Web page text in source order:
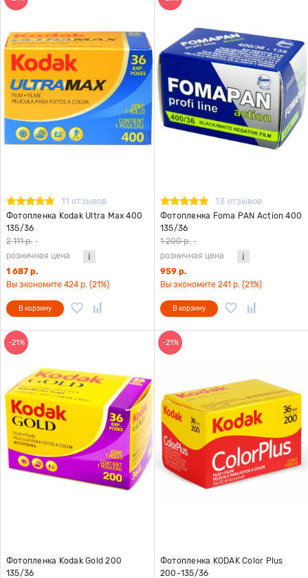
11 отзывов
Фотопленка Kodak Ultra Max 400
135/36
2 111 р. -
розничная цена
1 687 р.
Вы экономите 424 р. (21%)
В корзину
13 отзывов
Фотопленка Foma PAN Action 400
135/36
1 200 р. -
розничная цена
959 р.
Вы экономите 241 р. (21%)
В корзину
-21%
Фотопленка Kodak Gold 200
135/36
-21%
Фотопленка KODAK Color Plus
200-135/36